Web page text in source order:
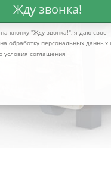
Жду звонка!
кнопку "Жду звонка!", я даю свое
обработку персональных данных
условия соглашения